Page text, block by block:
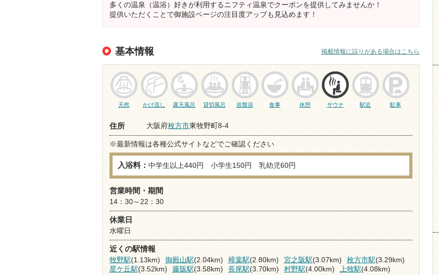
多くの温泉（温浴）好きが利用するニフティ温泉でクーポンを提供してみませんか！
提供いただくことで御施設ページの注目度アップも見込めます！
基本情報 掲載情報に誤りがある場合はこちら
天然 かけ流し 露天風呂 貸切風呂 岩盤浴 食事 休憩 サウナ 駅近 駐車
住所 大阪府枚方市東牧野町8-4
※最新情報は各種公式サイトなどでご確認ください
入浴料： 中学生以上440円 小学生150円 乳幼児60円
営業時間・期間
14：30～22：30
休業日
水曜日
近くの駅情報
牧野駅(1.13km) 御殿山駅(2.04km) 樟葉駅(2.80km) 宮之阪駅(3.07km) 枚方市駅(3.29km)
星ケ丘駅(3.52km) 藤阪駅(3.58km) 長尾駅(3.70km) 村野駅(4.00km) 上牧駅(4.08km)